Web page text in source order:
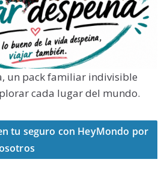
un pack familiar indivisible
cada lugar del mundo.
tu seguro con HeyMondo por